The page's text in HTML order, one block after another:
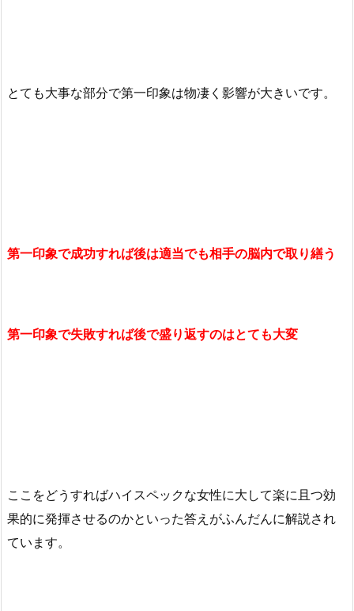
とても大事な部分で第一印象は物凄く影響が大きいです。
第一印象で成功すれば後は適当でも相手の脳内で取り繕う
第一印象で失敗すれば後で盛り返すのはとても大変
ここをどうすればハイスペックな女性に大して楽に且つ効
果的に発揮させるのかといった答えがふんだんに解説され
ています。